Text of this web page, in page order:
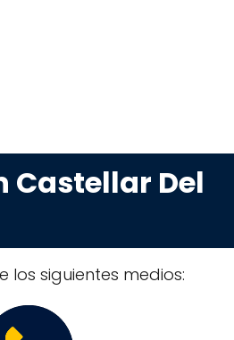
Castellar Del
los siguientes medios: